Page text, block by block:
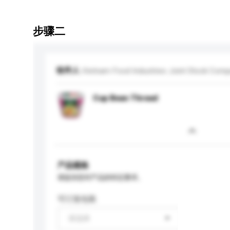
步骤二
收件人 Vietnam Food Industries Joint Stock
Cup Bean Thread
产品规格